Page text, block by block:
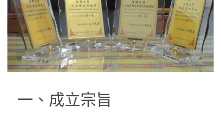
一、成立宗旨